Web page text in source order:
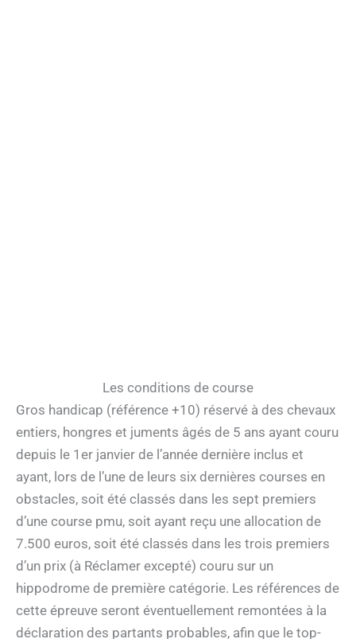
Les conditions de course
Gros handicap (référence +10) réservé à des chevaux
entiers, hongres et juments âgés de 5 ans ayant couru
depuis le 1er janvier de l’année dernière inclus et
ayant, lors de l’une de leurs six dernières courses en
obstacles, soit été classés dans les sept premiers
d’une course pmu, soit ayant reçu une allocation de
7.500 euros, soit été classés dans les trois premiers
d’un prix (à Réclamer excepté) couru sur un
hippodrome de première catégorie. Les références de
cette épreuve seront éventuellement remontées à la
déclaration des partants probables, afin que le top-